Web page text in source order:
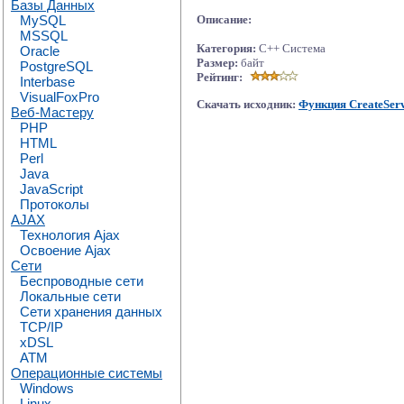
Базы Данных
MySQL
MSSQL
Oracle
PostgreSQL
Interbase
VisualFoxPro
Веб-Мастеру
PHP
HTML
Perl
Java
JavaScript
Протоколы
AJAX
Технология Ajax
Освоение Ajax
Сети
Беспроводные сети
Локальные сети
Сети хранения данных
TCP/IP
xDSL
ATM
Операционные системы
Windows
Описание:
Категория: C++ Система
Размер: байт
Рейтинг:
Скачать исходник: Функция